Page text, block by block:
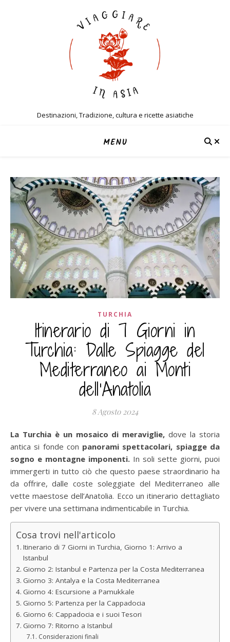
Destinazioni, Tradizione, cultura e ricette asiatiche
MENU
TURCHIA
Itinerario di 7 Giorni in
Turchia: Dalle Spiagge del
Mediterraneo ai Monti
dell’Anatolia
8 Agosto 2024
La Turchia è un mosaico di meraviglie, dove la storia
antica si fonde con panorami spettacolari, spiagge da
sogno e montagne imponenti. In soli sette giorni, puoi
immergerti in tutto ciò che questo paese straordinario ha
da offrire, dalle coste soleggiate del Mediterraneo alle
vette maestose dell’Anatolia. Ecco un itinerario dettagliato
per vivere una settimana indimenticabile in Turchia.
Cosa trovi nell'articolo
Itinerario di 7 Giorni in Turchia, Giorno 1: Arrivo a
Istanbul
Giorno 2: Istanbul e Partenza per la Costa Mediterranea
Giorno 3: Antalya e la Costa Mediterranea
Giorno 4: Escursione a Pamukkale
Giorno 5: Partenza per la Cappadocia
Giorno 6: Cappadocia e i suoi Tesori
Giorno 7: Ritorno a Istanbul
Considerazioni finali